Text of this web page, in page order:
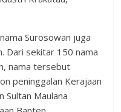
Surosowan juga
Dari sekitar 150 nama
nama tersebut
peninggalan Kerajaan
Sultan Maulana